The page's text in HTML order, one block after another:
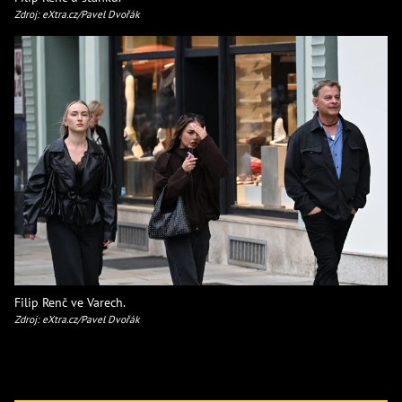
Zdroj: eXtra.cz/Pavel Dvořák
Filip Renč ve Varech.
Zdroj: eXtra.cz/Pavel Dvořák